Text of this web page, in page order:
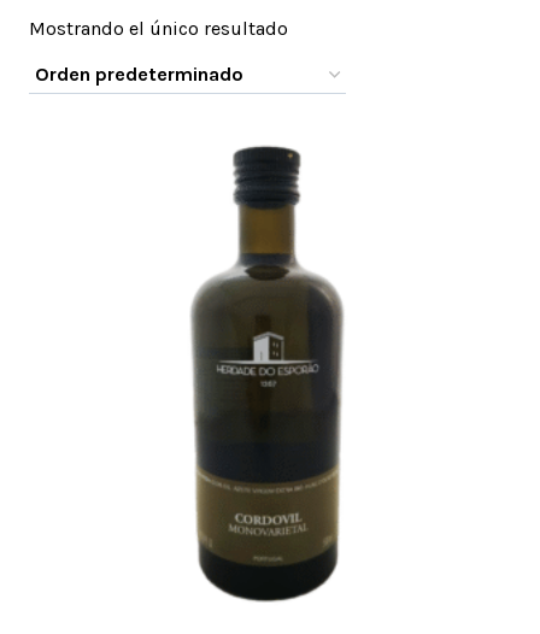
Mostrando el único resultado